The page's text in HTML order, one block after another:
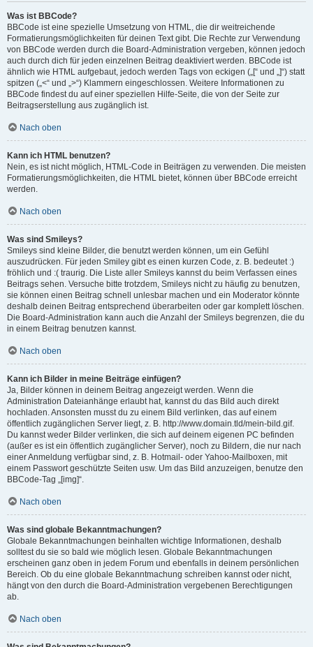
Was ist BBCode?
BBCode ist eine spezielle Umsetzung von HTML, die dir weitreichende
Formatierungsmöglichkeiten für deinen Text gibt. Die Rechte zur Verwendung
von BBCode werden durch die Board-Administration vergeben, können jedoch
auch durch dich für jeden einzelnen Beitrag deaktiviert werden. BBCode ist
ähnlich wie HTML aufgebaut, jedoch werden Tags von eckigen („[“ und „]“) statt
spitzen („<“ und „>“) Klammern eingeschlossen. Weitere Informationen zu
BBCode findest du auf einer speziellen Hilfe-Seite, die von der Seite zur
Beitragserstellung aus zugänglich ist.
Nach oben
Kann ich HTML benutzen?
Nein, es ist nicht möglich, HTML-Code in Beiträgen zu verwenden. Die meisten
Formatierungsmöglichkeiten, die HTML bietet, können über BBCode erreicht
werden.
Nach oben
Was sind Smileys?
Smileys sind kleine Bilder, die benutzt werden können, um ein Gefühl
auszudrücken. Für jeden Smiley gibt es einen kurzen Code, z. B. bedeutet :)
fröhlich und :( traurig. Die Liste aller Smileys kannst du beim Verfassen eines
Beitrags sehen. Versuche bitte trotzdem, Smileys nicht zu häufig zu benutzen,
sie können einen Beitrag schnell unlesbar machen und ein Moderator könnte
deshalb deinen Beitrag entsprechend überarbeiten oder gar komplett löschen.
Die Board-Administration kann auch die Anzahl der Smileys begrenzen, die du
in einem Beitrag benutzen kannst.
Nach oben
Kann ich Bilder in meine Beiträge einfügen?
Ja, Bilder können in deinem Beitrag angezeigt werden. Wenn die
Administration Dateianhänge erlaubt hat, kannst du das Bild auch direkt
hochladen. Ansonsten musst du zu einem Bild verlinken, das auf einem
öffentlich zugänglichen Server liegt, z. B. http://www.domain.tld/mein-bild.gif.
Du kannst weder Bilder verlinken, die sich auf deinem eigenen PC befinden
(außer es ist ein öffentlich zugänglicher Server), noch zu Bildern, die nur nach
einer Anmeldung verfügbar sind, z. B. Hotmail- oder Yahoo-Mailboxen, mit
einem Passwort geschützte Seiten usw. Um das Bild anzuzeigen, benutze den
BBCode-Tag „[img]“.
Nach oben
Was sind globale Bekanntmachungen?
Globale Bekanntmachungen beinhalten wichtige Informationen, deshalb
solltest du sie so bald wie möglich lesen. Globale Bekanntmachungen
erscheinen ganz oben in jedem Forum und ebenfalls in deinem persönlichen
Bereich. Ob du eine globale Bekanntmachung schreiben kannst oder nicht,
hängt von den durch die Board-Administration vergebenen Berechtigungen
ab.
Nach oben